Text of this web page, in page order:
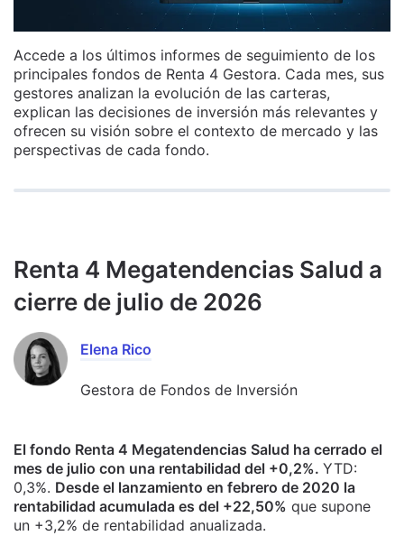
Accede a los últimos informes de seguimiento de los
principales fondos de Renta 4 Gestora. Cada mes, sus
gestores analizan la evolución de las carteras,
explican las decisiones de inversión más relevantes y
ofrecen su visión sobre el contexto de mercado y las
perspectivas de cada fondo.
Renta 4 Megatendencias Salud a
cierre de julio de 2026
Elena Rico
Gestora de Fondos de Inversión
El fondo Renta 4 Megatendencias Salud ha cerrado el
mes de julio con una rentabilidad del +0,2%. YTD:
0,3%. Desde el lanzamiento en febrero de 2020 la
rentabilidad acumulada es del +22,50% que supone
un +3,2% de rentabilidad anualizada.